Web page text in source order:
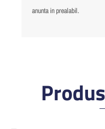
anunta in prealabil.